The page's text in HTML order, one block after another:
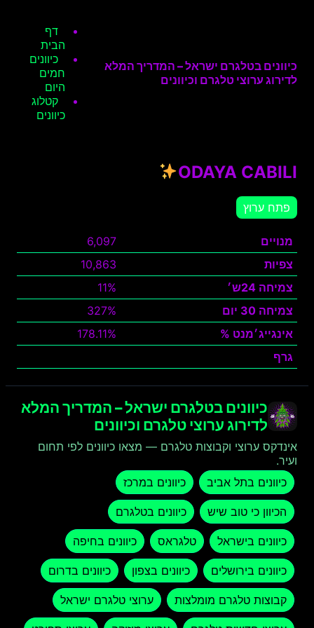
כיוונים בטלגרם ישראל – המדריך המלא
לדירוג ערוצי טלגרם וכיוונים
דף
הבית
כיוונים
חמים
היום
קטלוג
כיוונים
ODAYA CABILI
פתח ערוץ
מנויים
6,097
צפיות
10,863
צמיחה 24ש׳
11%
צמיחה 30 יום
327%
אינגייג׳מנט %
178.11%
גרף
כיוונים בטלגרם ישראל – המדריך המלא
לדירוג ערוצי טלגרם וכיוונים
אינדקס ערוצי וקבוצות טלגרם — מצאו כיוונים לפי תחום
ועיר.
כיוונים בתל אביב
כיוונים במרכז
הכיוון כי טוב שיש כיוונים בטלגרם
כיוונים בישראל טלגראס כיוונים בחיפה
כיוונים בירושלים כיוונים בצפון כיוונים בדרום
קבוצות טלגרם מומלצות ערוצי טלגרם ישראל